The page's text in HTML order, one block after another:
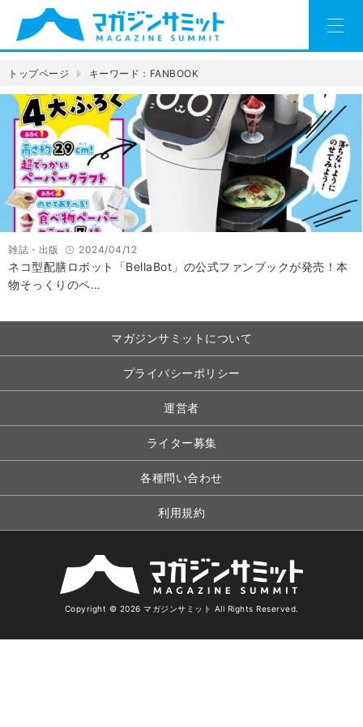
トップページ キーワード：FANBOOK
雑誌・出版 2024/04/12
ネコ型配膳ロボット「BellaBot」の公式ファンブックが発売！本
物そっくりのペ…
マガジンサミットについて
プライバシーポリシー
運営者
ライター募集
各種問い合わせ
利用規約
Copyright © 2026 マガジンサミット All Rights Reserved.